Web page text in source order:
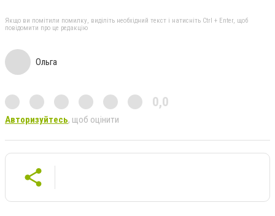
Якщо ви помітили помилку, виділіть необхідний текст і натисніть Ctrl + Enter, щоб
повідомити про це редакцію
Ольга
0,0
Авторизуйтесь, щоб оцінити